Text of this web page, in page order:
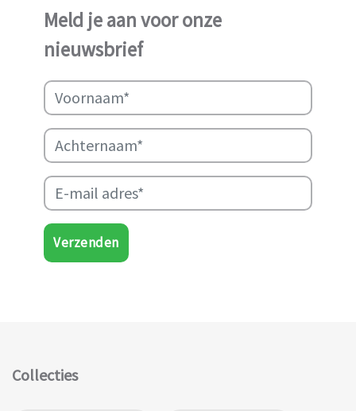
ondersteunen.
Meld je aan voor onze
nieuwsbrief
Verzenden
Collecties